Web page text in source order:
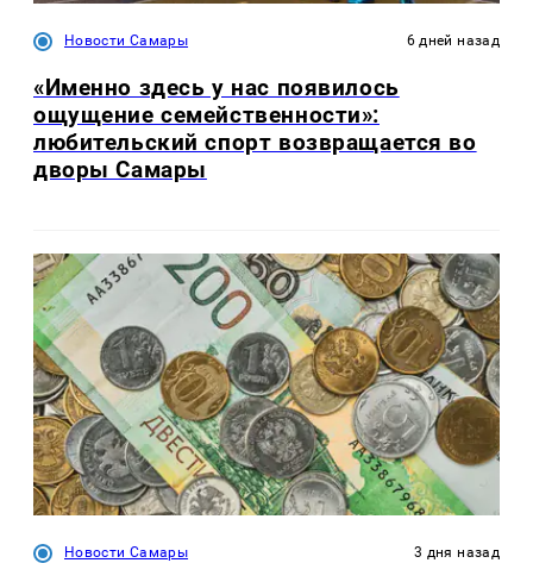
Новости Самары 6 дней назад
«Именно здесь у нас появилось
ощущение семейственности»:
любительский спорт возвращается во
дворы Самары
Новости Самары 3 дня назад